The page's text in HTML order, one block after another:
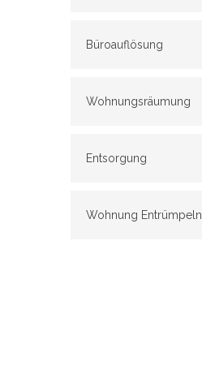
Büroauflösung
Wohnungsräumung
Entsorgung
Wohnung Entrümpeln